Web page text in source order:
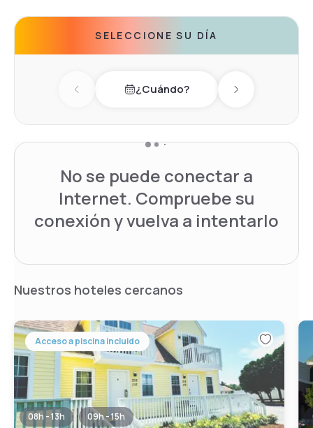
SELECCIONE SU DÍA
Previous day¿Cuándo? Next day
No se puede conectar a
Internet. Compruebe su
conexión y vuelva a intentarlo
Nuestros hoteles cercanos
Acceso a piscina incluido
08h - 13h 09h - 15h